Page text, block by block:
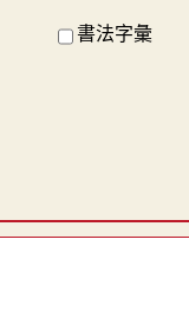
書法字彙